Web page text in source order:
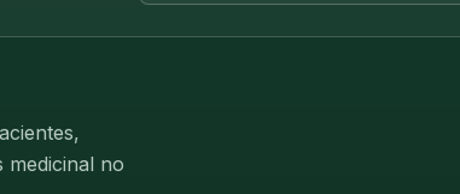
medicinal no